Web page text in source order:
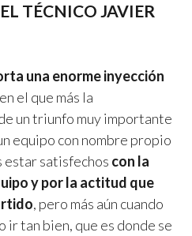
TÉCNICO JAVIER
una enorme inyección
el que más la
un triunfo muy importante
equipo con nombre propio
estar satisfechos con la
y por la actitud que
, pero más aún cuando
ir tan bien, que es donde se